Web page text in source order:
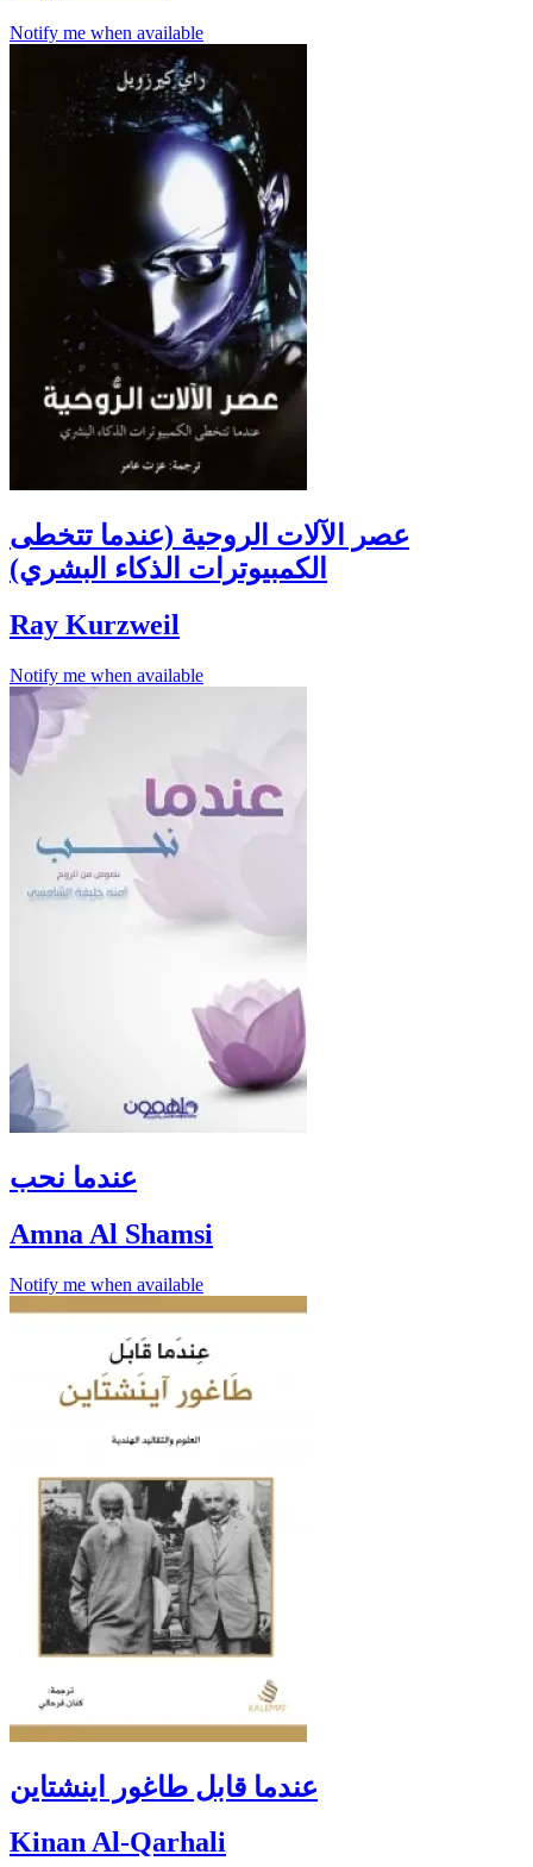
Notify me when available
عصر الآلات الروحية (عندما تتخطى
الكمبيوترات الذكاء البشري)
Ray Kurzweil
Notify me when available
عندما نحب
Amna Al Shamsi
Notify me when available
عندما قابل طاغور اينشتاين
Kinan Al-Qarhali